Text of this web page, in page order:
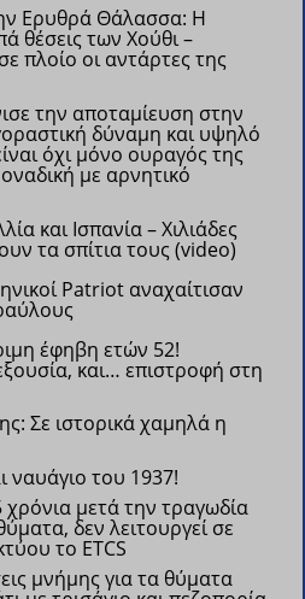
Ερυθρά Θάλασσα: Η
θέσεις των Χούθι –
πλοίο οι αντάρτες της
την αποταμίευση στην
δύναμη και υψηλό
όχι μόνο ουραγός της
με αρνητικό
και Ισπανία – Χιλιάδες
τα σπίτια τους (video)
Patriot αναχαίτισαν
έφηβη ετών 52!
και… επιστροφή στη
Σε ιστορικά χαμηλά η
ναυάγιο του 1937!
μετά την τραγωδία
δεν λειτουργεί σε
το ETCS
μνήμης για τα θύματα